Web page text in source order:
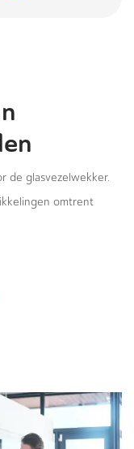
de glasvezelwekker.
omtrent